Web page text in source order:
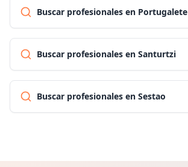
Buscar profesionales en Portugalete
Buscar profesionales en Santurtzi
Buscar profesionales en Sestao